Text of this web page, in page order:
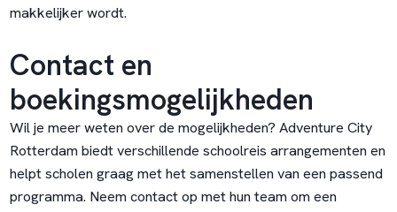
makkelijker wordt.
Contact en
boekingsmogelijkheden
Wil je meer weten over de mogelijkheden? Adventure City
Rotterdam biedt verschillende schoolreis arrangementen en
helpt scholen graag met het samenstellen van een passend
programma. Neem contact op met hun team om een